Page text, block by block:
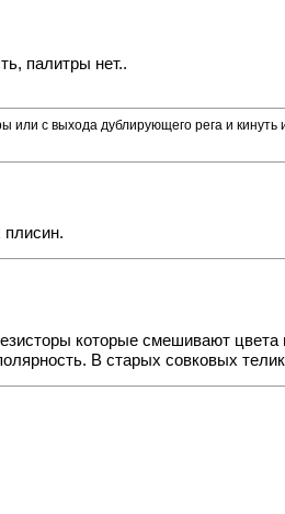
палитры нет..
или с выхода дублирующего рега и
плисин.
которые смешивают
В старых совковых